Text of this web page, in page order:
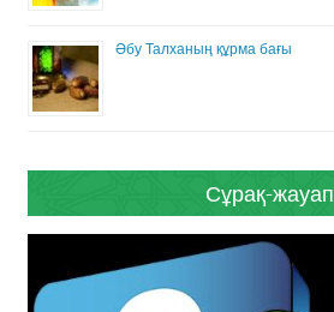
Әбу Талханың құрма бағы
Сұрақ-жауап